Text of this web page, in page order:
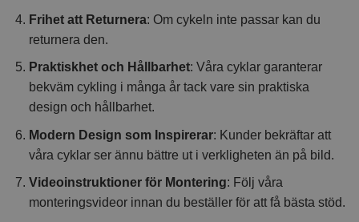
Frihet att Returnera: Om cykeln inte passar kan du
returnera den.
Praktiskhet och Hållbarhet: Våra cyklar garanterar
bekväm cykling i många år tack vare sin praktiska
design och hållbarhet.
Modern Design som Inspirerar: Kunder bekräftar att
våra cyklar ser ännu bättre ut i verkligheten än på bild.
Videoinstruktioner för Montering: Följ våra
monteringsvideor innan du beställer för att få bästa stöd.